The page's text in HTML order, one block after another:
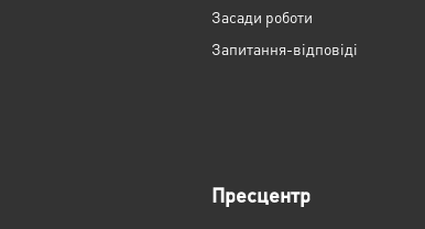
Засади роботи
Запитання-відповіді
Пресцентр